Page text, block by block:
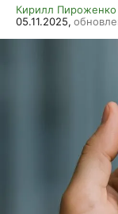
Кирилл Пироженко
05.11.2025,